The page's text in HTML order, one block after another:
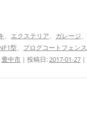
、 エクステリア、 ガレージ、
型、 プログコートフェンス
豊中市 | 投稿日:2017-01-27 |